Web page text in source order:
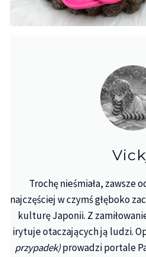
Trochę nieśmiała, zawsze
najczęściej w czymś głęboko
kulturę Japonii. Z
irytuje otaczających ją ludzi.
przypadek)prowadzi portale